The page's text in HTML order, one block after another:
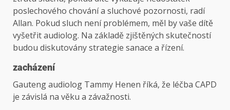
poslechového chování a sluchové pozornosti, radí
Allan. Pokud sluch není problémem, měl by vaše dítě
vyšetřit audiolog. Na základě zjištěných skutečností
budou diskutovány strategie sanace a řízení.
zacházení
Gauteng audiolog Tammy Henen říká, že léčba CAPD
je závislá na věku a závažnosti.